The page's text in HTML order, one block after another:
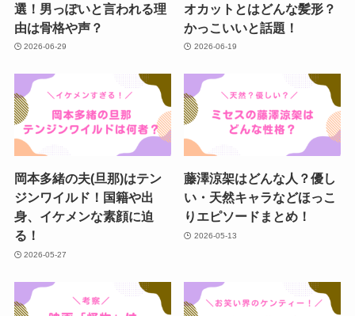
選！男っぽいと言われる理
由は骨格や声？
2026-06-29
オカットとはどんな髪形？
かっこいいと話題！
2026-06-19
岡本多緒の夫(旦那)はテン
ジンワイルド！国籍や出
身、イケメンな素顔に迫
る！
2026-05-27
藤澤涼架はどんな人？優し
い・天然キャラなどほっこ
りエピソードまとめ！
2026-05-13